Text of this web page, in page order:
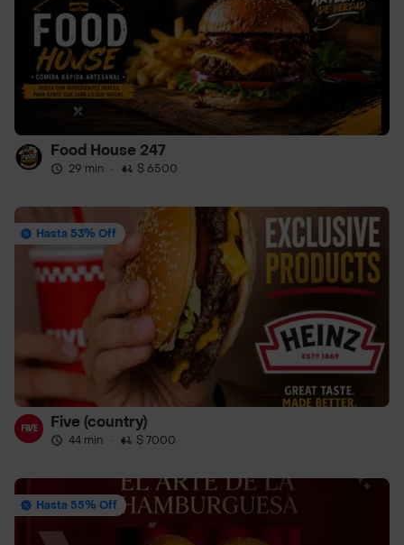
Food House 247
29 min · $ 6500
Hasta 53% Off
Five (country)
44 min · $ 7000
Hasta 55% Off